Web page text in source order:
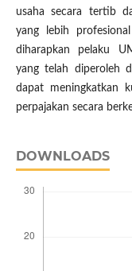
usaha secara tertib
yang lebih
diharapkan pelaku
yang telah diperoleh
dapat meningkatkan
perpajakan secara
DOWNLOADS